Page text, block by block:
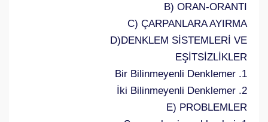
B) ORAN-ORANTI
C) ÇARPANLARA AYIRMA
D)DENKLEM SİSTEMLERİ VE
EŞİTSİZLİKLER
1. Bir Bilinmeyenli Denklemer
2. İki Bilinmeyenli Denklemer
E) PROBLEMLER